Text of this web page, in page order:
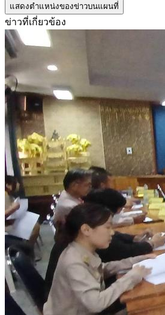
แสดงตำแหน่งของข่าวบนแผนที่
ข่าวที่เกี่ยวข้อง